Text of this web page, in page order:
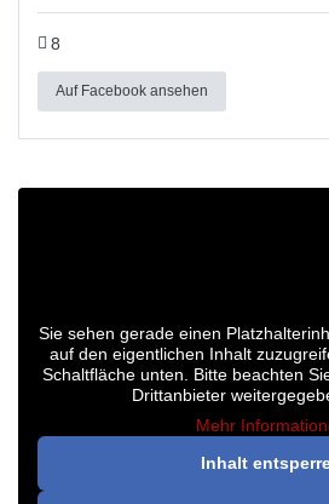
8
Auf Facebook ansehen
Sie sehen gerade einen
auf den eigentlichen Inhalt
Schaltfläche unten. Bitte beachten
Drittanbieter
Mehr
Inhalt